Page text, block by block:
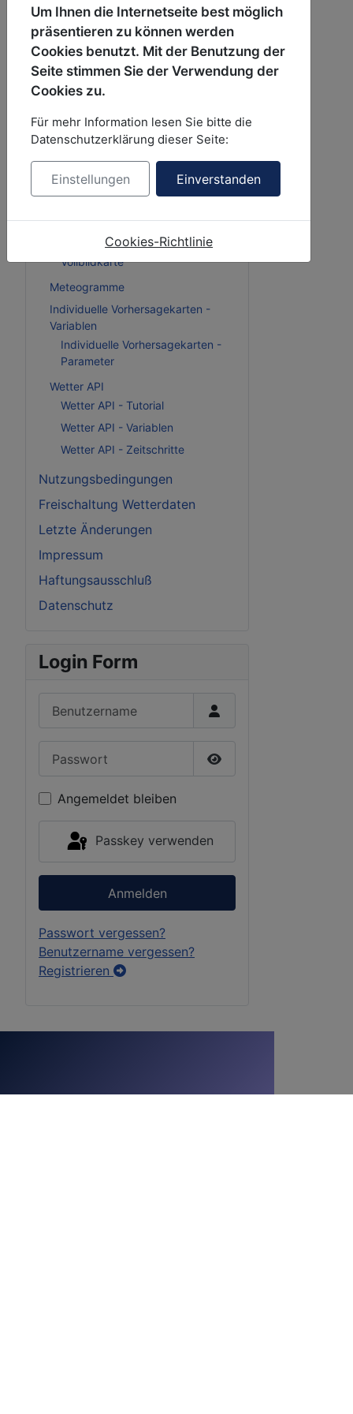
Hauptmenu
Wettervorhersagen
Wetterdaten
Wetteranimation
Leaflet - particle animation
Wetterkacheln
Variablen
Zeitschritte
Vollbildkarte
Demowetterkacheln auf
Vollbildkarte
Meteogramme
Individuelle Vorhersagekarten -
Variablen
Individuelle Vorhersagekarten -
Parameter
Wetter API
Wetter API - Tutorial
Wetter API - Variablen
Wetter API - Zeitschritte
Nutzungsbedingungen
Freischaltung Wetterdaten
Letzte Änderungen
Impressum
Haftungsausschluß
Datenschutz
Login Form
Passwort anzeigen
Angemeldet bleiben
Passkey verwenden
Anmelden
Passwort vergessen?
Benutzername vergessen?
Registrieren
Um Ihnen die Internetseite best möglich
präsentieren zu können werden
Cookies benutzt. Mit der Benutzung der
Seite stimmen Sie der Verwendung der
Cookies zu.
Für mehr Information lesen Sie bitte die
Datenschutzerklärung dieser Seite:
Einstellungen Einverstanden
Cookies-Richtlinie